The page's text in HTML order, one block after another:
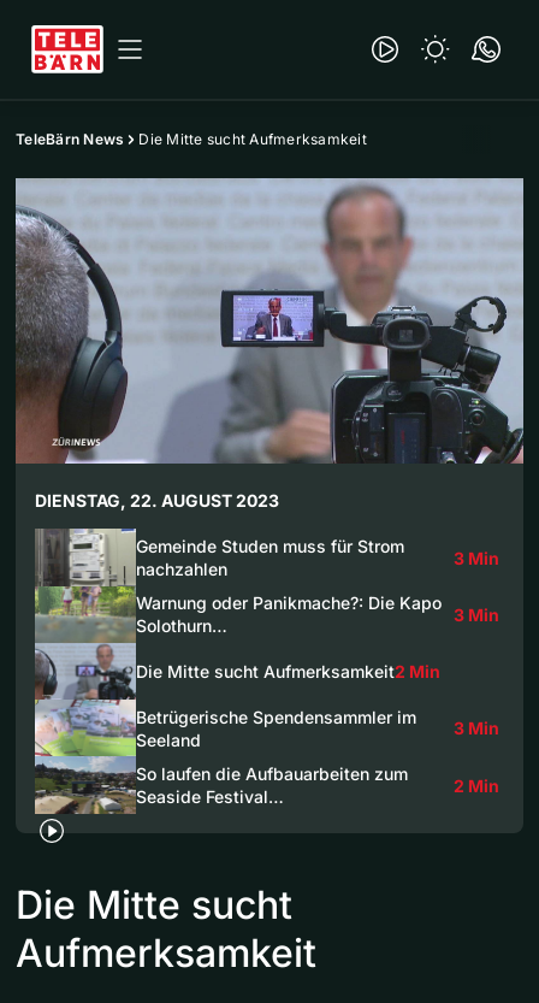
TeleBärn News Die Mitte sucht Aufmerksamkeit
DIENSTAG, 22. AUGUST 2023
Gemeinde Studen muss für Strom
nachzahlen
3 Min
Warnung oder Panikmache?: Die Kapo
Solothurn…
3 Min
Die Mitte sucht Aufmerksamkeit2 Min
Betrügerische Spendensammler im
Seeland
3 Min
So laufen die Aufbauarbeiten zum
Seaside Festival…
2 Min
Die Mitte sucht
Aufmerksamkeit